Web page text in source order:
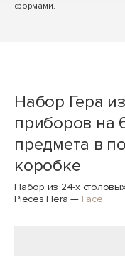
формами.
Набор Гера
приборов на
предмета в
коробке
Набор из 24-х
Pieces Hera — Face